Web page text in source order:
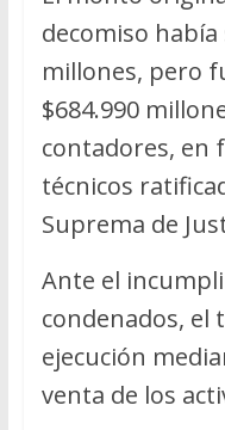
decomiso había
millones, pero
$684.990
contadores, en
técnicos
Suprema de
Ante el
condenados, el
ejecución
venta de los